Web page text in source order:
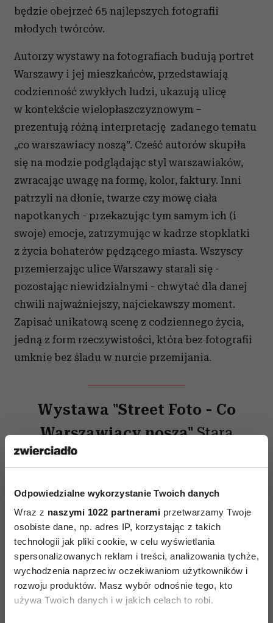
Odpowiedzialne wykorzystanie Twoich danych
Wraz z naszymi 1022 partnerami przetwarzamy Twoje
osobiste dane, np. adres IP, korzystając z takich
technologii jak pliki cookie, w celu wyświetlania
spersonalizowanych reklam i treści, analizowania tychże,
wychodzenia naprzeciw oczekiwaniom użytkowników i
rozwoju produktów. Masz wybór odnośnie tego, kto
używa Twoich danych i w jakich celach to robi.
będzie obejrzeć 65 najlepszych fotografii
młodych twórców.
Autorzy wystawy na fotografiach budują portret
Warszawy i jej mieszkańców, przedstawiają
codzienność zwykłych ludzi, ukazują ulicę
w kontekście wielopłaszczyznowym –
prezentują różną interpretację zadanego tematu
„co warszawiacy noszą”. Cześć autorów skupiła
się na modzie podglądając styl warszawiaków,
zwracając uwagę na formę, kolor, faktury. Inni
patrzyli na dłonie, twarze czy mowę ciała
napotkanych - przekazując tym samym ich (i
swoje) emocje, zatrzymując w kadrze stopklatki
z życia bohaterów pędzącego miasta. Wszyscy
przemierzając ulice Warszawy starali się -
pozostając niewidzialnymi - chwytać dla danej
chwili najważniejszy, najciekawszy moment.
Zapisać unikatową scenę z codziennego życia,
jedną z form rzeczywistości, która bez fotografii
umknie bez śladu w nurcie przemijania.
Wystawa "Street Foto - Co
Warszawiacy noszą"Stara
Galeria ZPAF, Pl. Zamkowy 8,
17 grudnia 2012, godzina 18.00